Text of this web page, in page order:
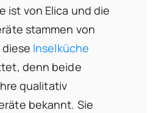
ist von Elica und die
stammen von
diese Inselküche
denn beide
qualitativ
bekannt. Sie